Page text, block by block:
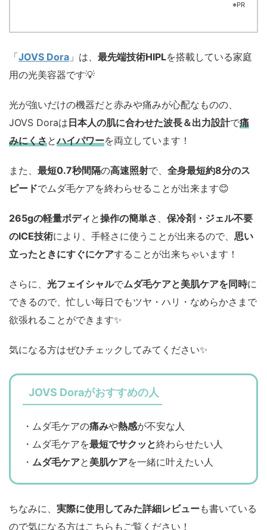
※PR
「JOVS Dora 」は、 最先端技術HIPLを搭載している家庭
用の光美容器です💡
光が強いだけの機器だと赤みや痛みが心配なものの、
JOVS Doraは 日本人の肌に合わせた波長＆出力設計で痛
みにくさとハイパワーを両立しています！
また、 最短0.7秒間隔の高速照射で、 全身最短約8分のス
ピードでムダ毛ケアを終わらせることが出来ます😊
265gの軽量ボディ と操作の簡単さ 、 保冷剤・ジェル不要
のICE技術により、手軽さに使うことが出来るので、 思い
立ったときにすぐにケアすることが出来ちゃいます！
さらに、 光フェイシャルでムダ毛ケアと美肌ケアを同時に
できるので、忙しい毎日でもツヤ・ハリ・なめらかさまで
欲張れることができます✨️
気になる方はぜひチェックしてみてください✨
JOVS Doraがおすすめの人
・ムダ毛ケアの痛みや熱感が不安な人
・ムダ毛ケアを最短でサクッと終わらせたい人
・ ムダ毛ケアと 美肌ケアを一緒に叶えたい人
ちなみに、 実際に使用してみた詳細レビューも書いている
ので気になる方はこちらもご覧ください！